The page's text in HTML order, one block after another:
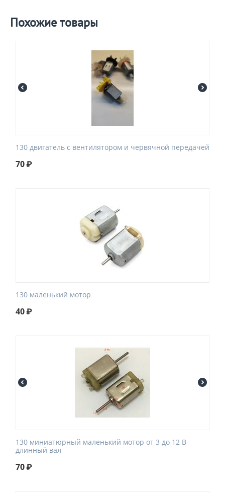
Похожие товары
130 двигатель с вентилятором и червячной передачей
70₽
130 маленький мотор
40₽
130 миниатюрный маленький мотор от 3 до 12 В
длинный вал
70₽